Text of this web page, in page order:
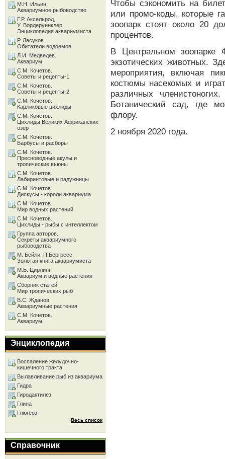
Чтобы сэкономить на
или промо-коды, которые
зоопарк стоят около 20
процентов.
В Центральном зоопарке
экзотических животных.
мероприятия, включая
костюмы насекомых и
различных
Ботанический сад, где
флору.
2 ноября 2020 года.
М.Н. Ильин.
Аквариумное рыбоводство
Г.Р. Аксельрод,
У. Вордеруинклер.
Энциклопедия аквариумиста
Р. Ласуков.
Обитатели водоемов
Л.И. Медведев.
Аквариум
С.М. Кочетов.
Советы и рецепты-1
С.М. Кочетов.
Советы и рецепты-2
С.М. Кочетов.
Карликовые цихлиды
С.М. Кочетов.
Цихлиды Великих Африканских
озер
С.М. Кочетов.
Барбусы и расборы
С.М. Кочетов.
Пресноводные акулы и
тропические вьюны
С.М. Кочетов.
Лабиринтовые и радужницы
С.М. Кочетов.
Дискусы - короли аквариума
С.М. Кочетов.
Мир водных растений
С.М. Кочетов.
Цихлиды - рыбы с интеллектом
Группа авторов.
Секреты аквариумного
рыбоводства
М. Бейли, П.Бергресс.
Золотая книга аквариумиста
М.Б. Цирлинг.
Аквариум и водные растения
Сборник статей.
Мир тропических рыб
В.С. Жданов.
Аквариумные растения
С.М. Кочетов.
Аквариум
Энциклопедия
Воспаление желудочно-
кишечного тракта
Вылавливание рыб из аквариума
Гидра
Гиродактилез
Глина
Глюгеоз
Весь список
Справочник